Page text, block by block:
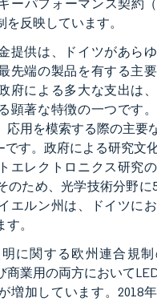
ーパフォーマンス契約
反映しています。
提供は、ドイツがあら
先端の製品を有する主
府による多大な支出は
顕著な特徴の一つです
応用を模索する際の主要
です。政府による研究文
エレクトロニクス研究
のため、光学技術分野に
エルン州は、ドイツに
。
に関する欧州連合規
商業用の両方において
増加しています。2018